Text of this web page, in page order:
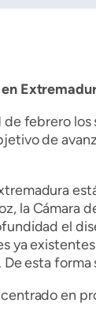
de febrero
de
la Cámara
el
ya
De esta
en